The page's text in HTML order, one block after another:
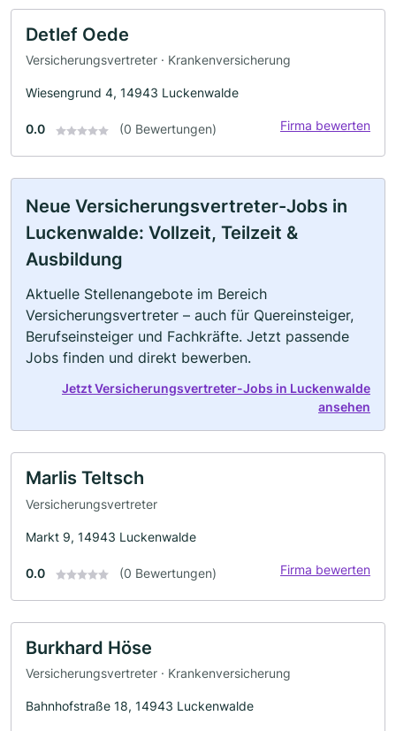
Detlef Oede
Versicherungsvertreter · Krankenversicherung
Wiesengrund 4, 14943 Luckenwalde
0.0 (0 Bewertungen) Firma bewerten
Neue Versicherungsvertreter-Jobs in
Luckenwalde: Vollzeit, Teilzeit &
Ausbildung
Aktuelle Stellenangebote im Bereich
Versicherungsvertreter – auch für Quereinsteiger,
Berufseinsteiger und Fachkräfte. Jetzt passende
Jobs finden und direkt bewerben.
Jetzt Versicherungsvertreter-Jobs in Luckenwalde
ansehen
Marlis Teltsch
Versicherungsvertreter
Markt 9, 14943 Luckenwalde
0.0 (0 Bewertungen) Firma bewerten
Burkhard Höse
Versicherungsvertreter · Krankenversicherung
Bahnhofstraße 18, 14943 Luckenwalde